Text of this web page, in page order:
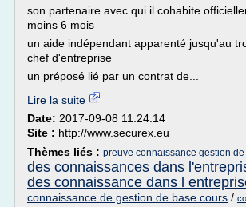
son partenaire avec qui il cohabite
moins 6 mois
un aide indépendant apparenté jusqu'au
chef d'entreprise
un préposé lié par un contrat de...
Lire la suite
Date: 2017-09-08 11:24:14
Site : http://www.securex.eu
Thèmes liés : preuve connaissance gestion de
des connaissances dans
des connaissance dans l
connaissance de gestion de base cours /